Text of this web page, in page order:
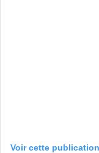
Voir cette